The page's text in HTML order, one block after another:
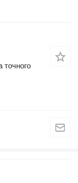
точного